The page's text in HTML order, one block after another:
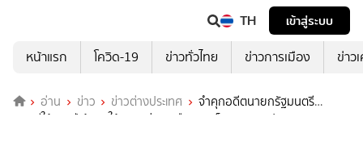
TH
เข้าสู่ระบบ
หน้าแรก
โควิด-19 ข่าวทั่วไทย ข่าวการเมือง ข่าว
อ่าน ข่าว ข่าวต่างประเทศ
จำคุกอดีตนายกรัฐมนตรี
เกาหลีใต้ 23 ปี ข้อหาให้ความช่วยเหลือ "ยุน ซ็อก-ยอล" ประกาศกฎ